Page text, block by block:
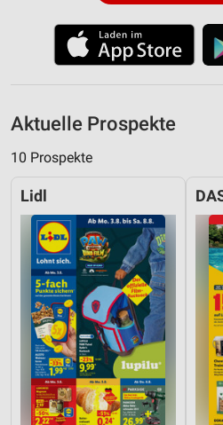
Aktuelle Prospekte
10 Prospekte
Lidl